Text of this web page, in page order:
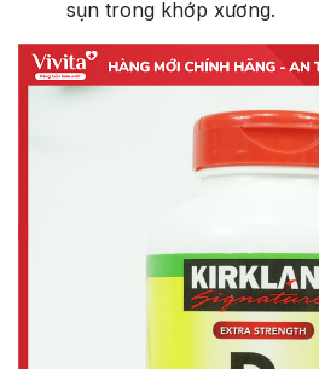
sụn trong khớp xương.